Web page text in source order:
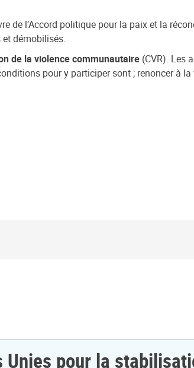
l’Accord politique pour la paix et la
démobilisés.
de la violence communautaire (CVR). Les
pour y participer sont ; renoncer à
pour la